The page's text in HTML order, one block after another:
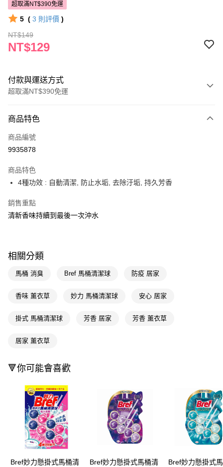
超取滿NT$390免運
5 ( 3 則評價 )
NT$149
NT$129
付款與運送方式
超取滿NT$390免運
POYA支付
信用卡一次付款
LINE Pay
Apple Pay
街口支付
Google Pay
AFTEE先享後付
【關於「AFTEE先享後付」】
便利好安心！
１．簡單：不需註冊會員、不需綁卡、不需儲值。
３．安心：先確認商品／服務後，再付款。
１．於結帳方式選擇「AFTEE先享後付」後，將跳轉至「AFTEE先享後付」
２．訂單成立數日內，您將收到繳費通知簡訊。
３．收到繳費通知簡訊後14天內，點擊此簡訊中的連結，可透過四大超商／
ATM／網路銀行／等多元方式進行付款，方視為交易完成。
※ 請注意：結帳手續完成當下不需立刻繳費，但若您需要取消訂單，請聯絡
購買商品的店家。未經商家同意取消之訂單仍視為有效，需透過AFTEE先享
後付繳納相關費用。
※ 交易是否成功請以「AFTEE先享後付 」之結帳頁面顯示為準，若有關於
是否繳費成功／繳費後需取消欲退款等相關疑問，請聯繫「AFTEE先享後付
客戶支援中心」
https://netprotections.freshdesk.com/support/home
全家取貨付款
每筆NT$65，滿NT$390(含以上)免運費
萊爾富取貨付款
每筆NT$65，滿NT$490(含以上)免運費
付款後萊爾富取貨
商品特色
商品編號
9935878
商品特色
4種功效 : 自動清潔, 防止水垢, 去除汙垢, 持久芳香
銷售重點
清新香味持續到最後一次沖水
相關分類
馬桶 消臭 Bref 馬桶清潔球 防疫 居家
香味 薰衣草 妙力 馬桶清潔球 安心 居家
掛式 馬桶清潔球 芳香 居家 芳香 薰衣草
居家 薰衣草
🔻你可能會喜歡
Bref妙力懸掛式馬桶清
Bref妙力懸掛式馬桶清
Bref妙力懸掛式